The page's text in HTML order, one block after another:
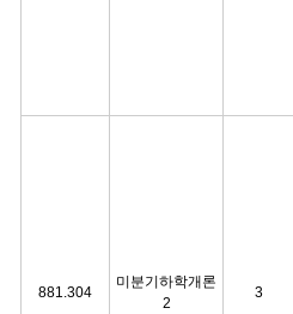
881.304
미분기하학개론
2
3